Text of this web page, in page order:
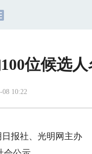
位候选
08 10:22
报社、光明网主办